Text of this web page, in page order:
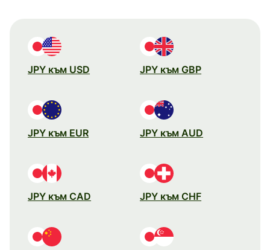
JPY към USD JPY към GBP
JPY към EUR JPY към AUD
JPY към CAD JPY към CHF